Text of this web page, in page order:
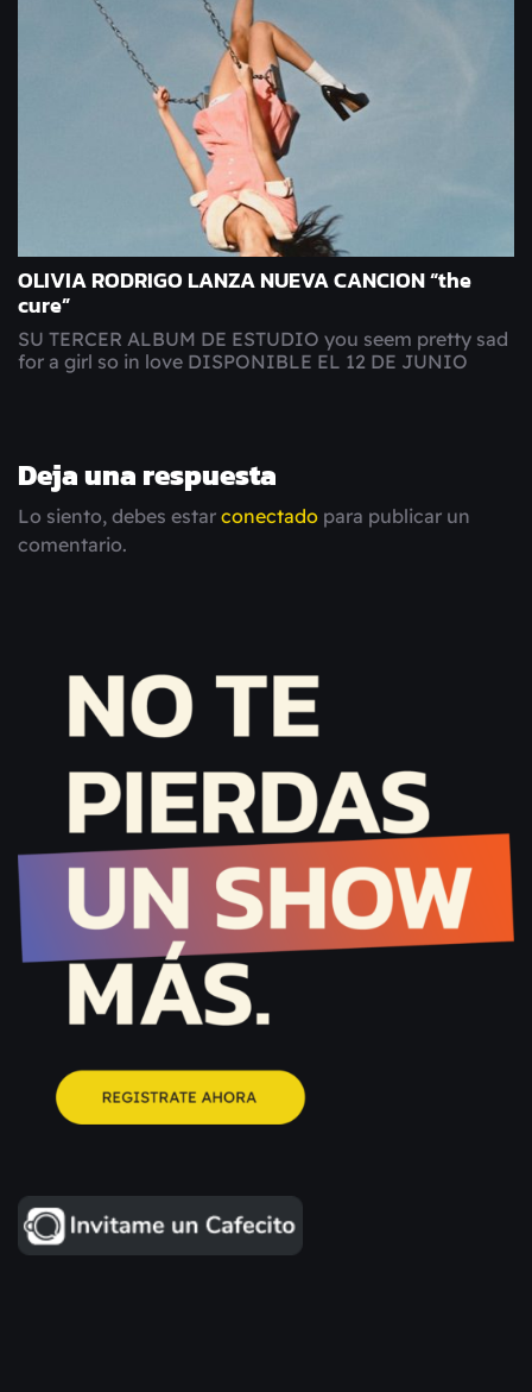
OLIVIA RODRIGO LANZA NUEVA CANCION “the
cure”
SU TERCER ALBUM DE ESTUDIO you seem pretty sad
for a girl so in love DISPONIBLE EL 12 DE JUNIO
Deja una respuesta
Lo siento, debes estar conectado para publicar un
comentario.